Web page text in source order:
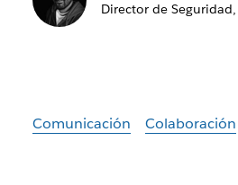
Director de
Comunicación Colaboración